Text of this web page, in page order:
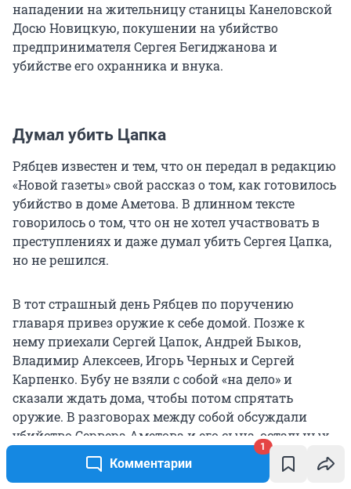
Комментарии
1
нападении на жительницу станицы Канеловской
Досю Новицкую, покушении на убийство
предпринимателя Сергея Бегиджанова и
убийстве его охранника и внука.
Думал убить Цапка
Рябцев известен и тем, что он передал в редакцию
«Новой газеты» свой рассказ о том, как готовилось
убийство в доме Аметова. В длинном тексте
говорилось о том, что он не хотел участвовать в
преступлениях и даже думал убить Сергея Цапка,
но не решился.
В тот страшный день Рябцев по поручению
главаря привез оружие к себе домой. Позже к
нему приехали Сергей Цапок, Андрей Быков,
Владимир Алексеев, Игорь Черных и Сергей
Карпенко. Бубу не взяли с собой «на дело» и
сказали ждать дома, чтобы потом спрятать
оружие. В разговорах между собой обсуждали
убийство Сервера Аметова и его сына, остальных
трогать не собирались. Когда все уехали и Рябцев
остался один, то, по его словам, он даже хотел